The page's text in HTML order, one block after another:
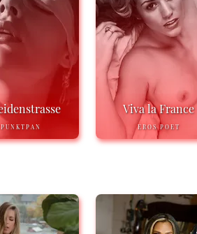
Viva la France
EROS POET